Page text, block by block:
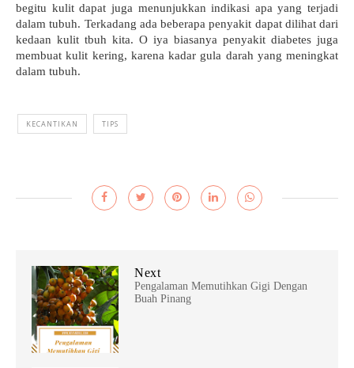
begitu kulit dapat juga menunjukkan indikasi apa yang terjadi
dalam tubuh. Terkadang ada beberapa penyakit dapat dilihat dari
kedaan kulit tbuh kita. O iya biasanya penyakit diabetes juga
membuat kulit kering, karena kadar gula darah yang meningkat
dalam tubuh.
KECANTIKAN TIPS
Next
Pengalaman Memutihkan Gigi Dengan
Buah Pinang